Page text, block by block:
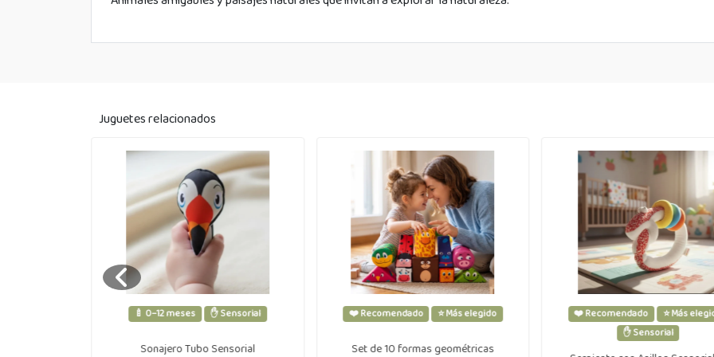
Juguetes relacionados
🍼 0–12 meses ✋ Sensorial
Sonajero Tubo Sensorial
❤️ Recomendado ⭐ Más elegido
Set de 10 formas geométricas
❤️ Recomendado
⭐ Más
✋ Sensorial